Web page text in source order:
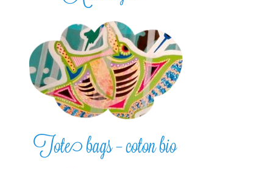
Tote bags – coton bio